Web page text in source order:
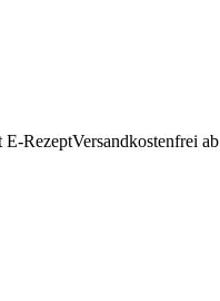
E-RezeptVersandkostenfrei